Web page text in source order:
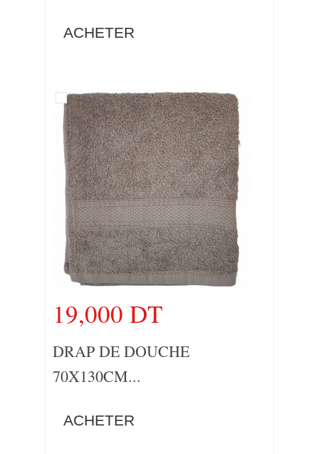
ACHETER
19,000 DT
DRAP DE DOUCHE
70X130CM...
ACHETER